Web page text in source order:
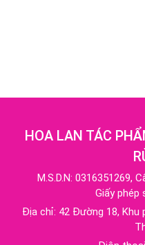
HOA LAN TÁC
M.S.D.N: 0316351269,
Giấy phép
Địa chỉ: 42 Đường 18, Khu